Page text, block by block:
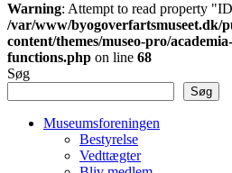
Warning: Attempt to read property
/var/www/byogoverfartsmuseet.dk/
content/themes/museo-pro/
functions.php on line 68
Søg
Søg
Museumsforeningen
Bestyrelse
Vedttægter